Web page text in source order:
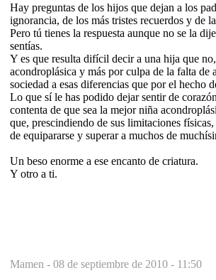
Hay preguntas de los hijos que dejan a los
ignorancia, de los más tristes recuerdos y de
Pero tú tienes la respuesta aunque no se la
sentías.
Y es que resulta difícil decir a una hija que
acondroplásica y más por culpa de la falta de
sociedad a esas diferencias que por el hecho
Lo que sí le has podido dejar sentir de
contenta de que sea la mejor niña
que, prescindiendo de sus limitaciones
de equipararse y superar a muchos de
Un beso enorme a ese encanto de criatura.
Y otro a ti.
Mamen - 08 de septiembre de 2010 - 11:50